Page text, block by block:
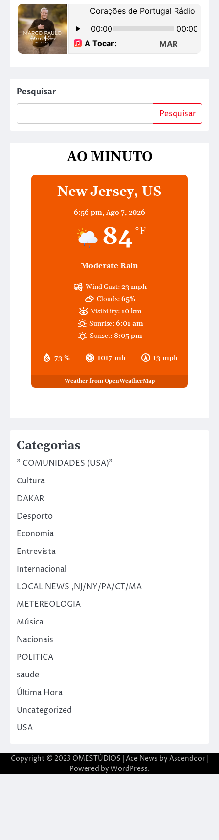
Pesquisar
Pesquisar
AO MINUTO
New Jersey, US
6:56 pm, Ago 7, 2026
84 °F
Moderate Rain
73 % 1017 mb 13 mph
Wind Gust:23 mph
Clouds:65%
Visibility: 10 km
Sunrise:6:01 am
Sunset:8:05 pm
Weather from OpenWeatherMap
Categorias
" COMUNIDADES (USA)"
Cultura
DAKAR
Desporto
Economia
Entrevista
Internacional
LOCAL NEWS ,NJ/NY/PA/CT/MA
METEREOLOGIA
Música
Nacionais
POLITICA
saude
Última Hora
Uncategorized
USA
Copyright © 2023 OMESTÚDIOS | Ace News by Ascendoor|
Powered by WordPress.